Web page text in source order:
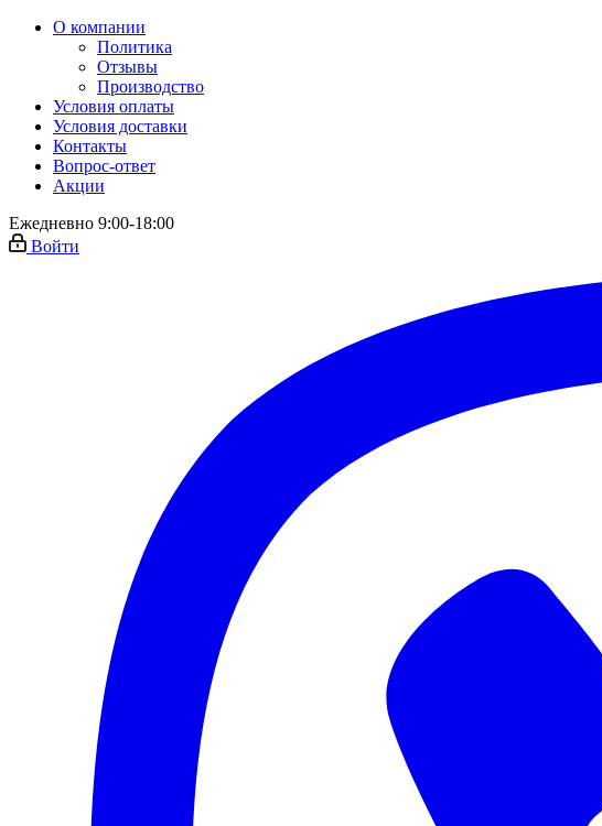
О компании
Политика
Отзывы
Производство
Условия оплаты
Условия доставки
Контакты
Вопрос-ответ
Акции
Ежедневно 9:00-18:00
Войти